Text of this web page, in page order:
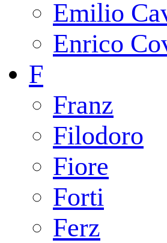
Emilio
Enrico
F
Franz
Filodoro
Fiore
Forti
Ferz